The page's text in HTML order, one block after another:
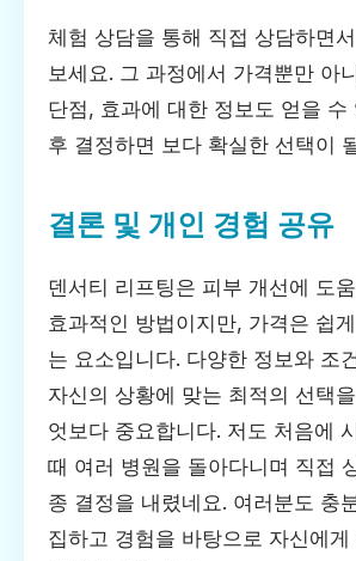
체험 상담을 통해 직접 상담하면
보세요. 그 과정에서 가격뿐만 아
단점, 효과에 대한 정보도 얻을 수
후 결정하면 보다 확실한 선택이
결론 및 개인 경험 공유
덴서티 리프팅은 피부 개선에 도
효과적인 방법이지만, 가격은 쉽
는 요소입니다. 다양한 정보와 조
자신의 상황에 맞는 최적의 선택
엇보다 중요합니다. 저도 처음에
때 여러 병원을 돌아다니며 직접
종 결정을 내렸네요. 여러분도 충
집하고 경험을 바탕으로 자신에